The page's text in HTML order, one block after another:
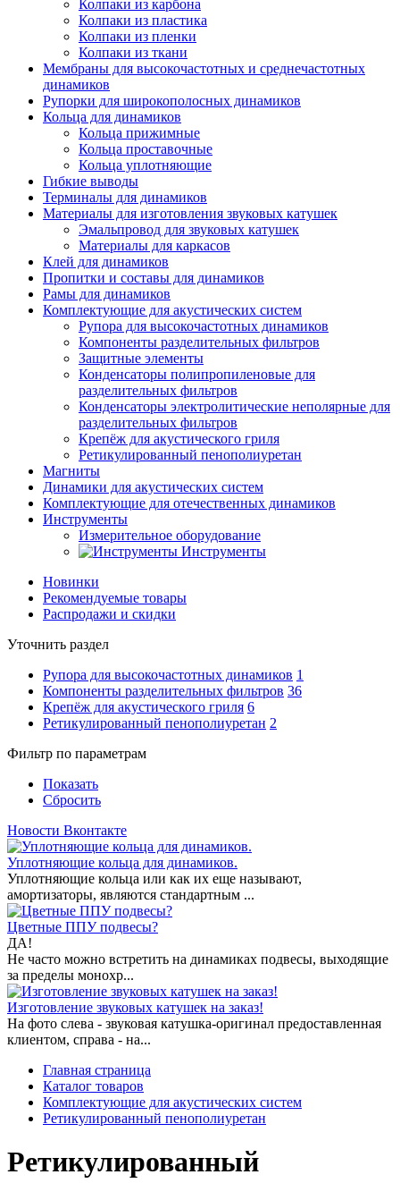
Колпаки из карбона
Колпаки из пластика
Колпаки из пленки
Колпаки из ткани
Мембраны для высокочастотных и среднечастотных
динамиков
Рупорки для широкополосных динамиков
Кольца для динамиков
Кольца прижимные
Кольца проставочные
Кольца уплотняющие
Гибкие выводы
Терминалы для динамиков
Материалы для изготовления звуковых катушек
Эмальпровод для звуковых катушек
Материалы для каркасов
Клей для динамиков
Пропитки и составы для динамиков
Рамы для динамиков
Комплектующие для акустических систем
Рупора для высокочастотных динамиков
Компоненты разделительных фильтров
Защитные элементы
Конденсаторы полипропиленовые для
разделительных фильтров
Конденсаторы электролитические неполярные для
разделительных фильтров
Крепёж для акустического гриля
Ретикулированный пенополиуретан
Магниты
Динамики для акустических систем
Комплектующие для отечественных динамиков
Инструменты
Измерительное оборудование
Инструменты
Новинки
Рекомендуемые товары
Распродажи и скидки
Уточнить раздел
Рупора для высокочастотных динамиков 1
Компоненты разделительных фильтров 36
Крепёж для акустического гриля 6
Ретикулированный пенополиуретан 2
Фильтр по параметрам
Показать
Сбросить
Новости Вконтакте
Уплотняющие кольца для динамиков.
Уплотняющие кольца или как их еще называют,
амортизаторы, являются стандартным ...
Цветные ППУ подвесы?
ДА!
Не часто можно встретить на динамиках подвесы, выходящие
за пределы монохр...
Изготовление звуковых катушек на заказ!
На фото слева - звуковая катушка-оригинал предоставленная
клиентом, справа - на...
Главная страница
Каталог товаров
Комплектующие для акустических систем
Ретикулированный пенополиуретан
Ретикулированный